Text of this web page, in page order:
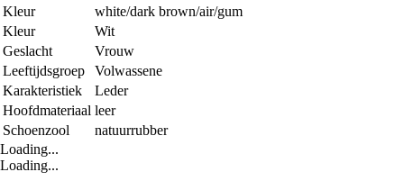
Kleur
white/dark brown/air/gum
Kleur
Wit
Geslacht
Vrouw
Leeftijdsgroep
Volwassene
Karakteristiek
Leder
Hoofdmateriaal leer
Schoenzool
natuurrubber
Loading...
Loading...